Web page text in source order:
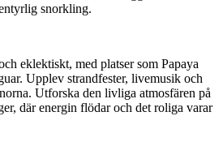
snorkling.
eklektiskt, med platser som Papaya
Upplev strandfester, livemusik och
Utforska den livliga atmosfären på
där energin flödar och det roliga varar